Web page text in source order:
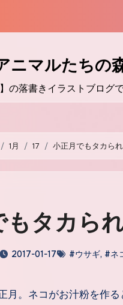
ニマルたちの
の落書きイラストブログ
1月 17 小正月でもタカら
もタカら
2017-01-17 #ウサギ, #ネ